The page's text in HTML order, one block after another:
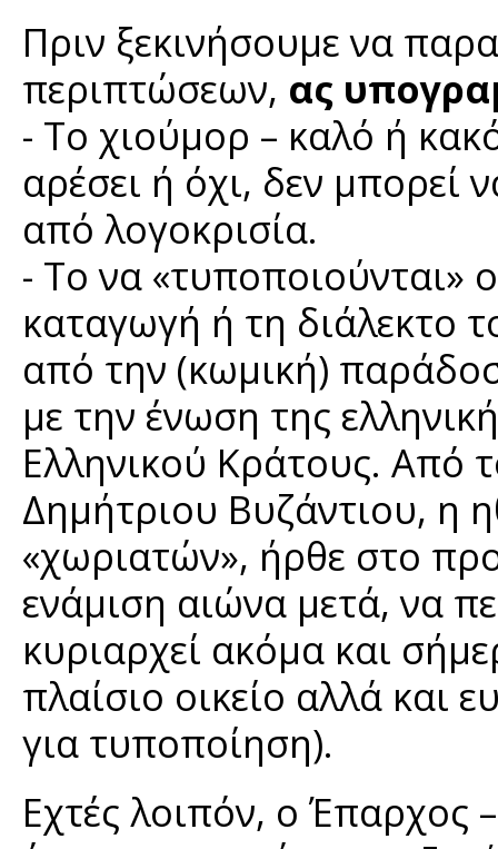
Πριν ξεκινήσουμε να
περιπτώσεων, ας
- Το χιούμορ – καλό ή
αρέσει ή όχι, δεν μπορεί
από λογοκρισία.
- Το να «τυποποιούνται»
καταγωγή ή τη διάλεκτο
από την (κωμική)
με την ένωση της
Ελληνικού Κράτους. Από
Δημήτριου Βυζάντιου, η
«χωριατών», ήρθε στο
ενάμιση αιώνα μετά, να
κυριαρχεί ακόμα και
πλαίσιο οικείο αλλά και
για τυποποίηση).
Εχτές λοιπόν, ο Έπαρχος